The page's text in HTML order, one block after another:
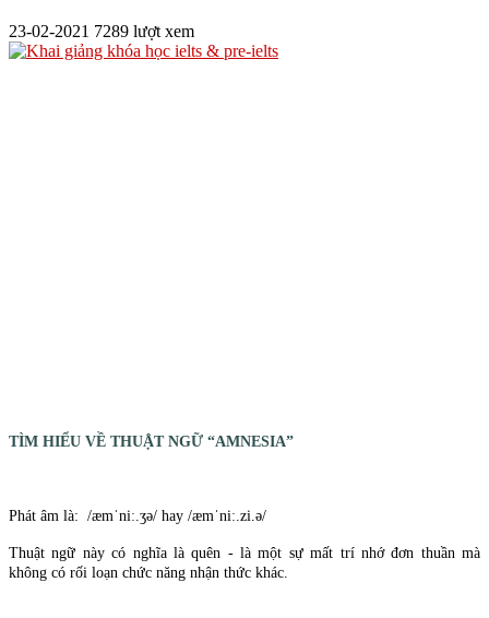
23-02-2021 7289 lượt xem
TÌM HIỂU VỀ THUẬT NGỮ “AMNESIA”
Phát âm là: /æmˈniː.ʒə/ hay /æmˈniː.zi.ə/
Thuật ngữ này có nghĩa là quên - là một sự mất trí nhớ đơn thuần mà
không có rối loạn chức năng nhận thức khác.